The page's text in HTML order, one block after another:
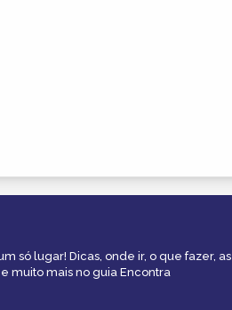
só lugar! Dicas, onde ir, o que fazer, as
muito mais no guia Encontra